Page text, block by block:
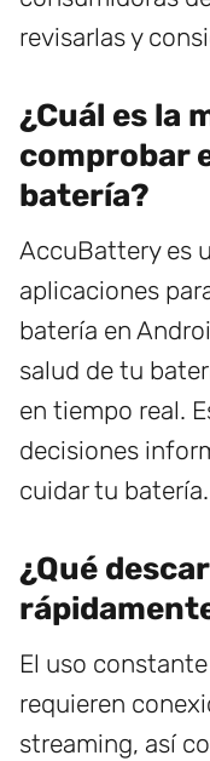
revisarlas y
¿Cuál es la
comprobar
batería?
AccuBattery es
aplicaciones
batería en
salud de tu
en tiempo real.
decisiones
cuidar tu batería.
¿Qué
El uso
requieren
streaming, así